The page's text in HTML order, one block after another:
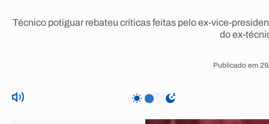
Técnico potiguar rebateu críticas feitas pelo ex-vice-
do ex-
Publicado em